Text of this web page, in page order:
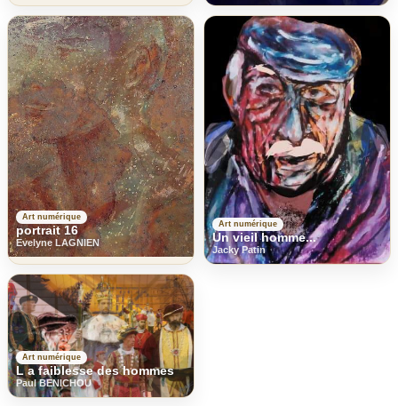
Art numérique
portrait 16
Evelyne LAGNIEN
Art numérique
Un vieil homme...
Jacky Patin
Art numérique
L a faiblesse des hommes
Paul BENICHOU